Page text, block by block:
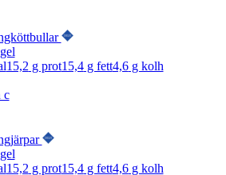
15,2 g prot15,4g fett4,6g kolh
c
15,2 g prot15,4g fett4,6g kolh